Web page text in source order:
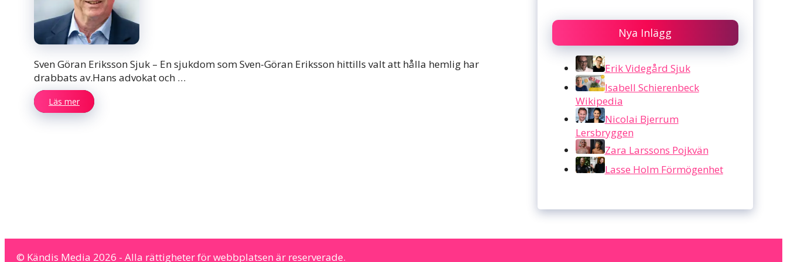
Sven Göran Eriksson Sjuk – En sjukdom som Sven-Göran Eriksson hittills valt att hålla hemlig har
drabbats av.Hans advokat och …
Läs mer
Nya Inlägg
Erik Videgård Sjuk
Isabell Schierenbeck
Wikipedia
Nicolai Bjerrum
Lersbryggen
Zara Larssons Pojkvän
Lasse Holm Förmögenhet
© Kändis Media 2026 - Alla rättigheter för webbplatsen är reserverade.